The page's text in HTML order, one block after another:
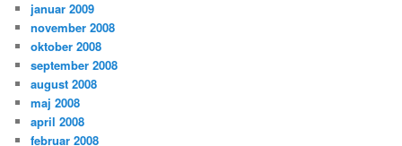
januar 2009
november 2008
oktober 2008
september 2008
august 2008
maj 2008
april 2008
februar 2008